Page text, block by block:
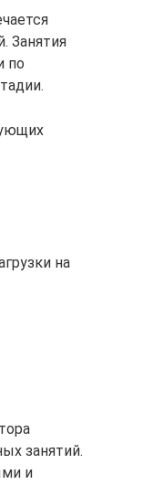
Занятия
по
на
занятий.
и